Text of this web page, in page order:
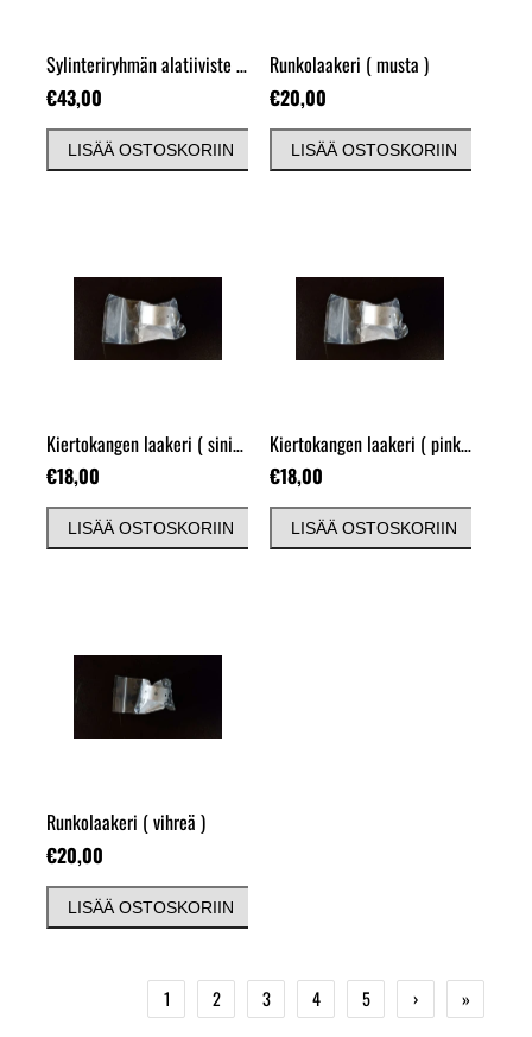
Sylinteriryhmän alatiiviste Cometic, kuparia
€43,00
LISÄÄ OSTOSKORIIN
Runkolaakeri ( musta )
€20,00
LISÄÄ OSTOSKORIIN
Kiertokangen laakeri ( sininen )
€18,00
LISÄÄ OSTOSKORIIN
Kiertokangen laakeri ( pinkki )
€18,00
LISÄÄ OSTOSKORIIN
Runkolaakeri ( vihreä )
€20,00
LISÄÄ OSTOSKORIIN
1 2 3 4 5 › »